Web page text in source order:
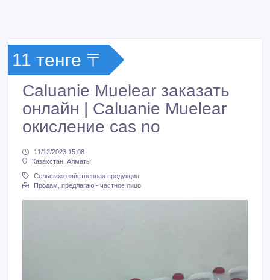
11 тенге 〒
Caluanie Muelear заказать
онлайн | Caluanie Muelear
окисление cas no
11/12/2023 15:08
Казахстан, Алматы
Сельскохозяйственная продукция
Продам, предлагаю - частное лицо